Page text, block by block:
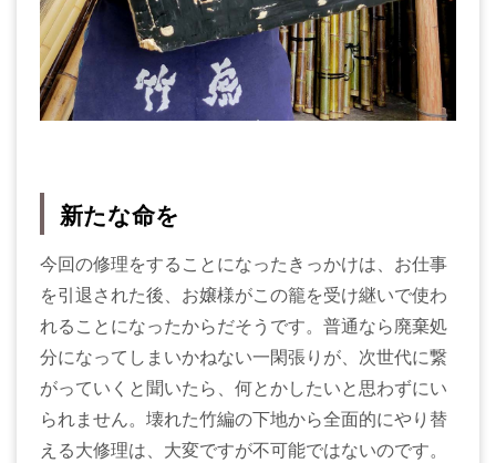
新たな命を
今回の修理をすることになったきっかけは、お仕事
を引退された後、お嬢様がこの籠を受け継いで使わ
れることになったからだそうです。普通なら廃棄処
分になってしまいかねない一閑張りが、次世代に繋
がっていくと聞いたら、何とかしたいと思わずにい
られません。壊れた竹編の下地から全面的にやり替
える大修理は、大変ですが不可能ではないのです。